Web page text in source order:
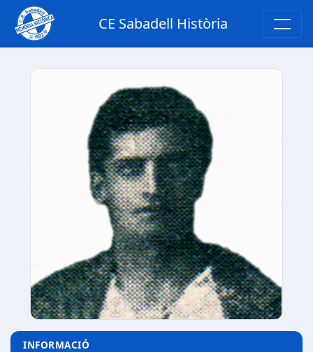
CE Sabadell Història
INFORMACIÓ